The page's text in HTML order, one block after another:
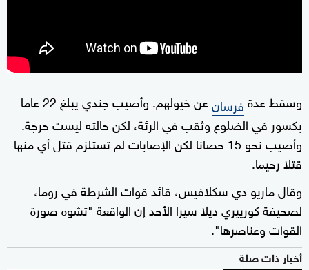
وسقط عدةفرسان
عن خيولهم. وأصيب جندي يبلغ 22 عاما
بكسور في الضلوع وثقب في الرئة، ⁠لكن حالته ‌ليست حرجة.
وأصيب نحو 15 حصانا لكن الإصابات ⁠لم تستلزم قتل أي منها
قتلا رحيما.
وقال ⁠ماريو دي سكلافيس، قائد قوات الشرطة في روما،
لصحيفة كورييري ​ديلا سيرا الأحد إن الواقعة "تشوه ​صورة
القوات وعناصرها".
أخبار ذات صلة